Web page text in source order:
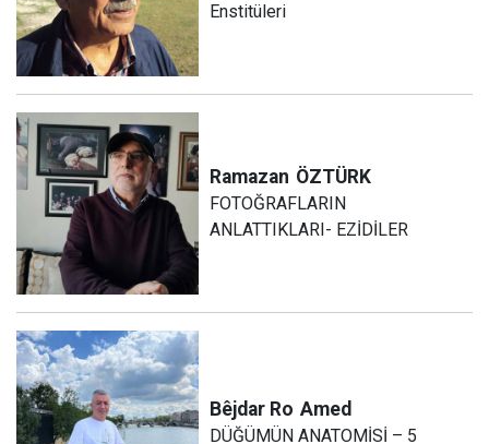
Enstitüleri
Ramazan ÖZTÜRK
FOTOĞRAFLARIN
ANLATTIKLARI- EZİDİLER
Bêjdar Ro Amed
DÜĞÜMÜN ANATOMİSİ – 5